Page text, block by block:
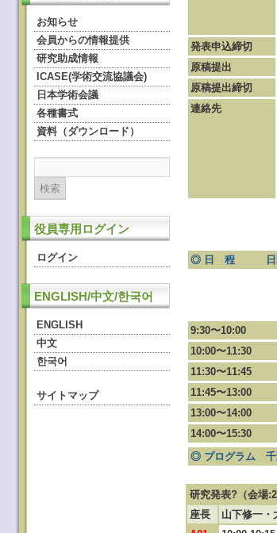
お知らせ
会員からの情報提供
研究助成情報
ICASE(学術交流協議会)
日本学術会議
各種書式
資料（ダウンロード）
役員専用ログイン
ログイン
ENGLISH/中文/한국어
ENGLISH
中文
한국어
サイトマップ
発表申込締切
原稿提出
原稿提出締切
連絡先
◎ 日 程 日程
9:30〜10:00
10:00〜11:30
11:30〜11:45
11:45〜13:00
13:00〜14:00
14:00〜15:30
◎ プログラム
研究発表?（会場
座長
山下修一・